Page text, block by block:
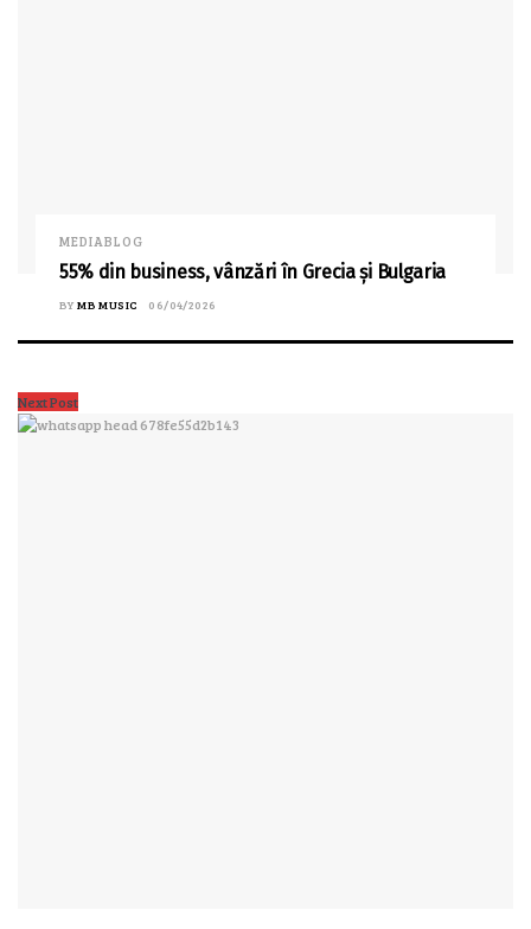
MEDIABLOG
55% din business, vânzări în Grecia și Bulgaria
BY MB MUSIC 06/04/2026
Next Post